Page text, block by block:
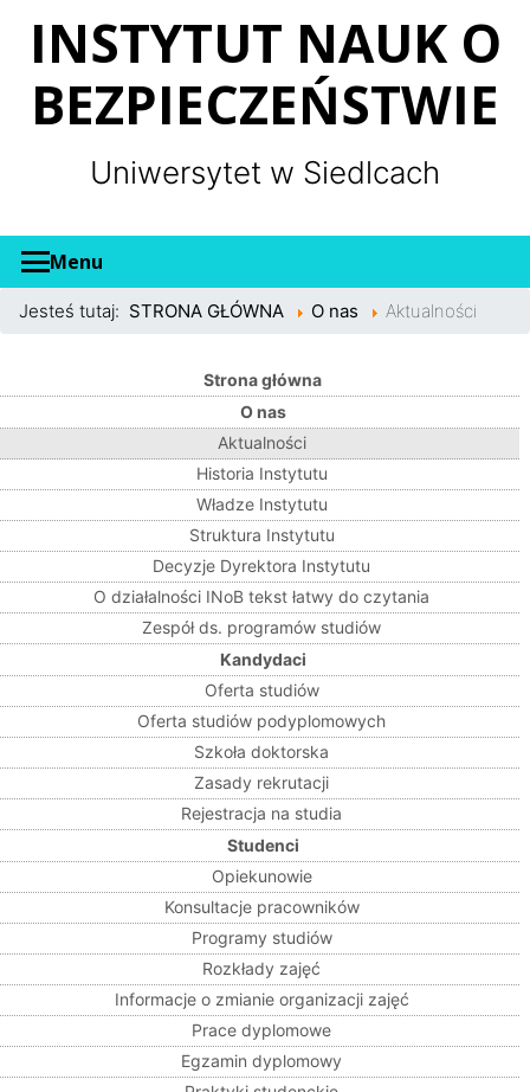
INSTYTUT NAUK O
BEZPIECZEŃSTWIE
Uniwersytet w Siedlcach
Menu
Jesteś tutaj: STRONA GŁÓWNA O nas Aktualności
Strona główna
O nas
Aktualności
Historia Instytutu
Władze Instytutu
Struktura Instytutu
Decyzje Dyrektora Instytutu
O działalności INoB tekst łatwy do czytania
Zespół ds. programów studiów
Kandydaci
Oferta studiów
Oferta studiów podyplomowych
Szkoła doktorska
Zasady rekrutacji
Rejestracja na studia
Studenci
Opiekunowie
Konsultacje pracowników
Programy studiów
Rozkłady zajęć
Informacje o zmianie organizacji zajęć
Prace dyplomowe
Egzamin dyplomowy